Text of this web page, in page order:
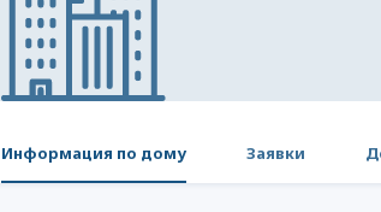
Информация по дому Заявки